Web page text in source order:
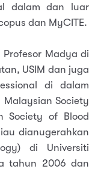
dalam dan luar
dan MyCITE.
Profesor Madya di
USIM dan juga
di dalam
Society
Society of Blood
dianugerahkan
di Universiti
tahun 2006 dan